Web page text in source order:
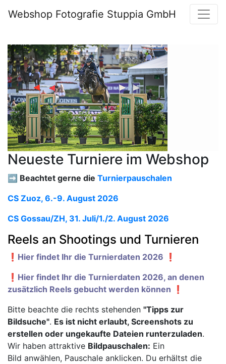
Webshop Fotografie Stuppia GmbH
Neueste Turniere im Webshop
➡️ Beachtet gerne die Turnierpauschalen
CS Zuoz, 6.-9. August 2026
CS Gossau/ZH, 31. Juli/1./2. August 2026
Reels an Shootings und Turnieren
❗️Hier findet Ihr die Turnierdaten 2026 ❗️
❗️Hier findet Ihr die Turnierdaten 2026, an denen
zusätzlich Reels gebucht werden können ❗️
Bitte beachte die rechts stehenden "Tipps zur
Bildsuche". Es ist nicht erlaubt, Screenshots zu
erstellen oder ungekaufte Dateien runterzuladen.
Wir haben attraktive Bildpauschalen: Ein
Bild anwählen, Pauschale anklicken. Du erhältst die